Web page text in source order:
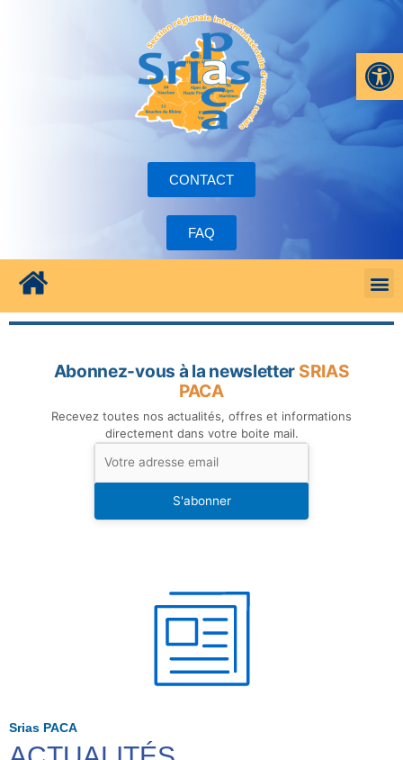
Ouvrir
CONTACT
FAQ
Abonnez-vous à la newsletter SRIAS
PACA
Recevez toutes nos actualités, offres et informations
directement dans votre boite mail.
S'abonner
Srias PACA